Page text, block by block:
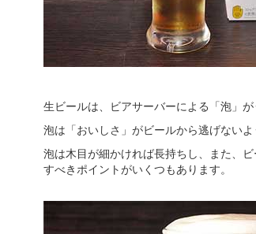
生ビールは、ビアサーバーによる「泡」が
泡は「おいしさ」がビールから逃げない
泡は木目が細かければ長持ちし、また、
すべきポイントがいくつもあります。